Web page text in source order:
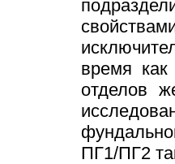
время как
отделов
ПГ1/ПГ2